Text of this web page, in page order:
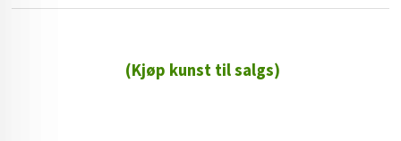
(Kjøp kunst til salgs)